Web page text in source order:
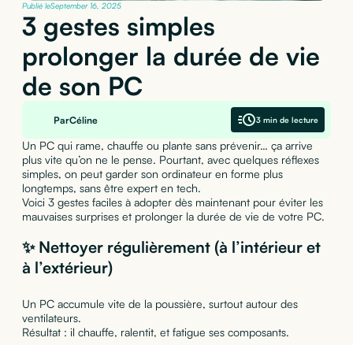
Publié leSeptember 16, 2025
3 gestes simples
prolonger la durée de vie
de son PC
ParCéline 3 min de lecture
Un PC qui rame, chauffe ou plante sans prévenir… ça arrive
plus vite qu’on ne le pense. Pourtant, avec quelques réflexes
simples, on peut garder son ordinateur en forme plus
longtemps, sans être expert en tech.
Voici 3 gestes faciles à adopter dès maintenant pour éviter les
mauvaises surprises et prolonger la durée de vie de votre PC.
✨ Nettoyer régulièrement (à l’intérieur et
à l’extérieur)
Un PC accumule vite de la poussière, surtout autour des
ventilateurs.
Résultat : il chauffe, ralentit, et fatigue ses composants.